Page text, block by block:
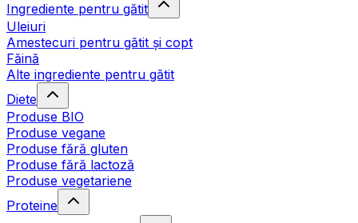
Ingrediente pentru gătit
Uleiuri
Amestecuri pentru gătit și copt
Făină
Alte ingrediente pentru gătit
Diete
Produse BIO
Produse vegane
Produse fără gluten
Produse fără lactoză
Produse vegetariene
Proteine